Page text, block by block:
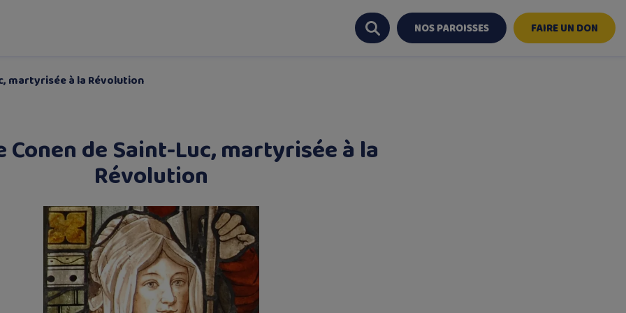
NOS PAROISSES FAIRE UN DON
martyrisée à la Révolution
de Saint-Luc, martyrisée à la
Révolution